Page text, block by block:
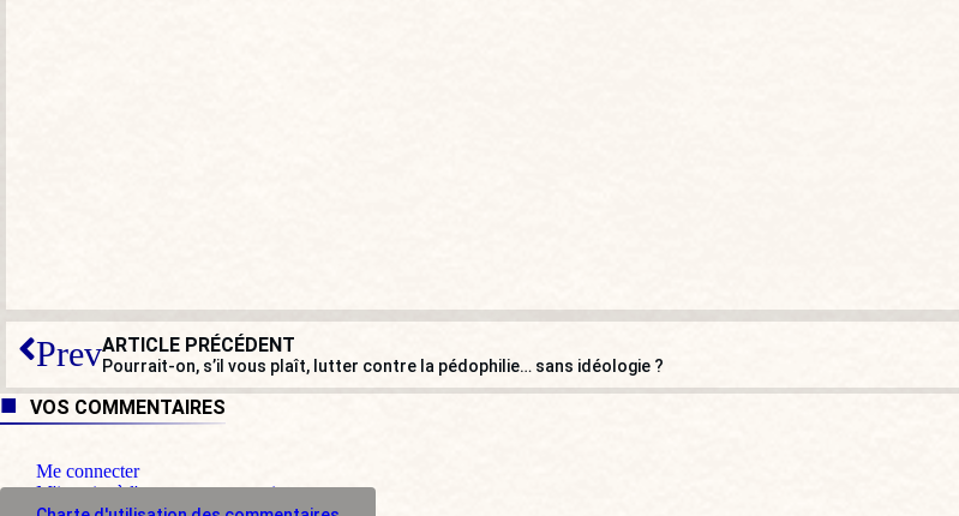
PrevARTICLE PRÉCÉDENT
Pourrait-on, s’il vous plaît, lutter contre la pédophilie… sans idéologie ?
VOS COMMENTAIRES
Me connecter
M'inscrire à l'espace commentaire